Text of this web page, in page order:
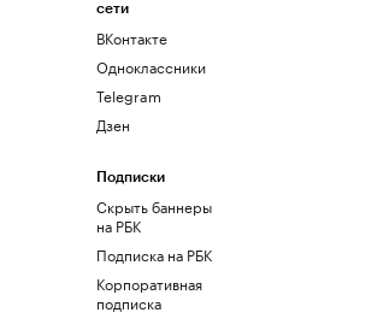
сети
ВКонтакте
Одноклассники
Telegram
Дзен
Подписки
Скрыть баннеры
на РБК
Подписка на РБК
Корпоративная
подписка